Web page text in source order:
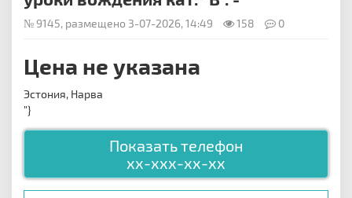
№ 9145, размещено 3-07-2026, 14:49 158 0
Цена не указана
Эстония, Нарва
"}
Показать телефон
xx-xxx-xx-xx